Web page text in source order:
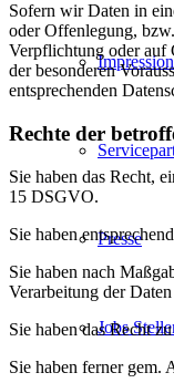
Presse
Jobs
Sofern wir Daten in
oder Offenlegung,
Verpflichtung oder auf
der besonderen
entsprechenden
Rechte der
Sie haben das Recht,
15 DSGVO.
Sie haben
Sie haben nach
Verarbeitung der
Sie haben das Recht
Sie haben ferner gem.